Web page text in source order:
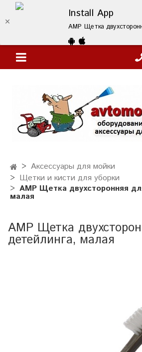
Install App
АМР Щетка
Аксессуары для мойки
Щетки и кисти для уборки
АМР Щетка двухсторонняя
малая
АМР Щетка
детейлинга, малая